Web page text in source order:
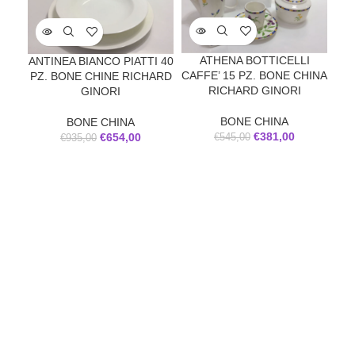
ANTINEA BIANCO PIATTI 40
PZ. BONE CHINE RICHARD
GINORI
BONE CHINA
€935,00 €654,00
ATHENA BOTTICELLI
CAFFE’ 15 PZ. BONE CHINA
RICHARD GINORI
BONE CHINA
€545,00 €381,00